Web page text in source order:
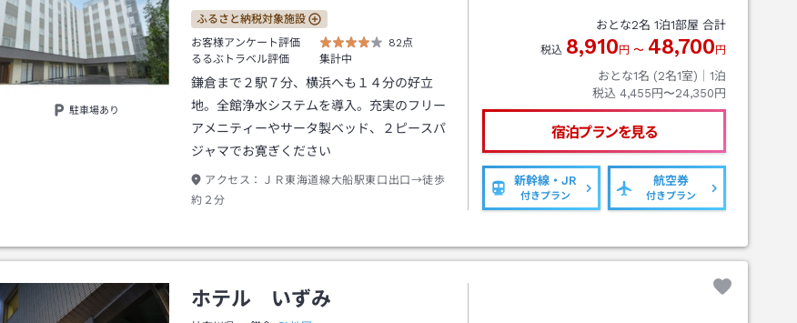
駐車場あり
ふるさと納税対象施設
お客様アンケート評価
82点
るるぶトラベル評価
集計中
鎌倉まで２駅７分、横浜へも１４分の好立
地。全館浄水システムを導入。充実のフリー
アメニティーやサータ製ベッド、２ピースパ
ジャマでお寛ぎください
アクセス：
ＪＲ東海道線大船駅東口出口→徒歩
約２分
おとな2名 1泊1部屋 合計
税込 8,910 円 〜 48,700 円
おとな1名 (2名1室)｜ 1泊
税込 4,455円〜24,350円
宿泊プランを見る
新幹線・JR
付きプラン
航空券
付きプラン
ホテル いずみ